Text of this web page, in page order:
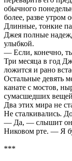
обычного
более, разве утром
Длинные, тонкие
Джея полные
улыбкой.
— Если, конечно,
Три месяца в год
ложится и рано
Остальные девять
канате с мостов,
сумасшедших
Два этих мира не
Не сталкивались.
— Да, — слышит он
Никовом рте. — Я
***